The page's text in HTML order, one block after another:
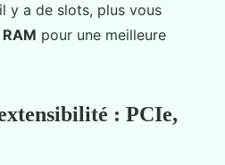
y a de slots, plus vous
RAM pour une meilleure
: PCIe,